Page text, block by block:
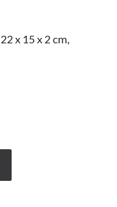
x 15 x 2 cm,